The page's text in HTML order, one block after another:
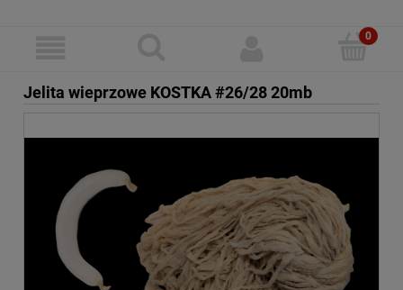
Jelita wieprzowe KOSTKA #26/28 20mb